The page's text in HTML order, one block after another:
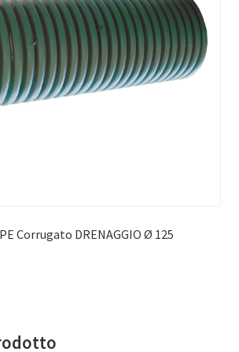
Corrugato DRENAGGIO Ø 125